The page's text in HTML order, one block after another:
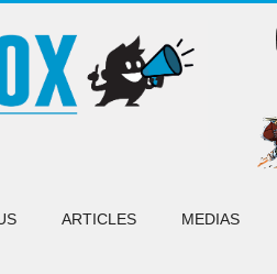
ARTICLES MEDIAS